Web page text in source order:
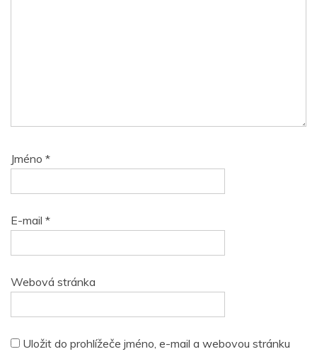
Jméno *
E-mail *
Webová stránka
Uložit do prohlížeče jméno, e-mail a webovou stránku